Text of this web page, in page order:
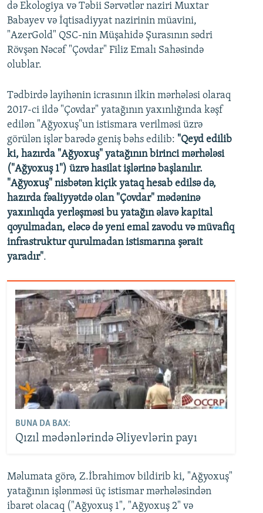
də Ekologiya və Təbii Sərvətlər naziri Muxtar
Babayev və İqtisadiyyat nazirinin müavini,
"AzerGold" QSC-nin Müşahidə Şurasının sədri
Rövşən Nəcəf "Çovdar" Filiz Emalı Sahəsində
olublar.
Tədbirdə layihənin icrasının ilkin mərhələsi olaraq
2017-ci ildə "Çovdar" yatağının yaxınlığında kəşf
edilən "Ağyoxuş"un istismara verilməsi üzrə
görülən işlər barədə geniş bəhs edilib: "Qeyd edilib
ki, hazırda "Ağyoxuş" yatağının birinci mərhələsi
("Ağyoxuş 1") üzrə hasilat işlərinə başlanılır.
"Ağyoxuş" nisbətən kiçik yataq hesab edilsə də,
hazırda fəaliyyətdə olan "Çovdar" mədəninə
yaxınlıqda yerləşməsi bu yatağın əlavə kapital
qoyulmadan, eləcə də yeni emal zavodu və müvafiq
infrastruktur qurulmadan istismarına şərait
yaradır".
BUNA DA BAX:
Qızıl mədənlərində Əliyevlərin payı
Məlumata görə, Z.İbrahimov bildirib ki, "Ağyoxuş"
yatağının işlənməsi üç istismar mərhələsindən
ibarət olacaq ("Ağyoxuş 1", "Ağyoxuş 2" və